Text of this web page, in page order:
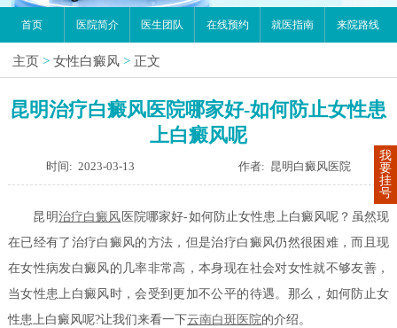
首页 医院简介 医生团队 在线预约 就医指南 来院路线
主页 > 女性白癜风 > 正文
昆明治疗白癜风医院哪家好-如何防止女性患
上白癜风呢
时间: 2023-03-13 作者: 昆明白癜风医院
昆明治疗白癜风 医院哪家好-如何防止女性患上白癜风呢？虽然现
在已经有了治疗白癜风的方法，但是治疗白癜风仍然很困难，而且现
在女性病发白癜风的几率非常高，本身现在社会对女性就不够友善，
当女性患上白癜风时，会受到更加不公平的待遇。那么，如何防止女
性患上白癜风呢?让我们来看一下云南白斑医院的介绍。
我
要
挂
号